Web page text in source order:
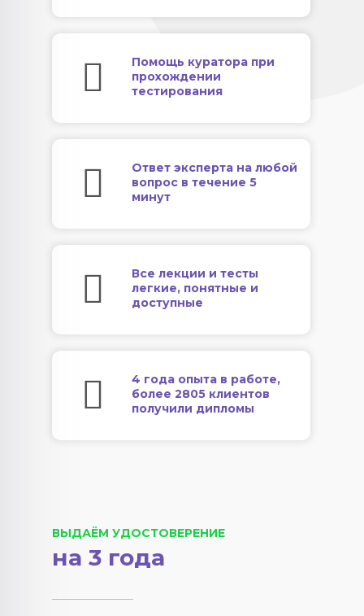
Помощь куратора при
прохождении
тестирования
Ответ эксперта на любой
вопрос в течение 5
минут
Все лекции и тесты
легкие, понятные и
доступные
4 года опыта в работе,
более 2805 клиентов
получили дипломы
ВЫДАЁМ УДОСТОВЕРЕНИЕ
на 3 года